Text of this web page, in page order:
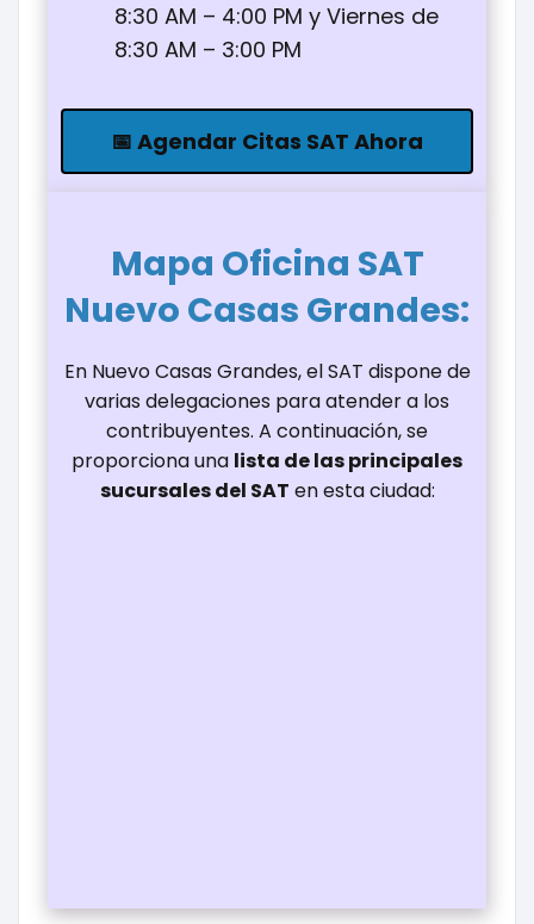
8:30 AM – 4:00 PM y Viernes de
8:30 AM – 3:00 PM
📅 Agendar Citas SAT Ahora
Mapa Oficina SAT
Nuevo Casas Grandes:
En Nuevo Casas Grandes, el SAT dispone de
varias delegaciones para atender a los
contribuyentes. A continuación, se
proporciona una lista de las principales
sucursales del SAT en esta ciudad: